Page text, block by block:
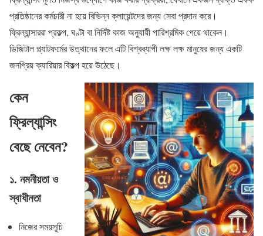
প্রতিষ্ঠানের কর্মচারী না হয়ে বিভিন্ন ক্লায়েন্টদের জন্য সেবা প্রদান করে।
ফ্রিল্যান্সাররা প্রকল্প, ঘণ্টা বা নির্দিষ্ট কাজ অনুযায়ী পারিশ্রমিক পেয়ে থাকেন।
ডিজিটাল প্ল্যাটফর্মের উত্থানের ফলে এটি বিশ্বব্যাপী লক্ষ লক্ষ মানুষের জন্য একটি
জনপ্রিয় ক্যারিয়ার বিকল্প হয়ে উঠেছে।
কেন
ফ্রিল্যান্সিং
বেছে নেবেন?
১. নমনীয়তা ও
স্বাধীনতা
নিজের সময়সূচি